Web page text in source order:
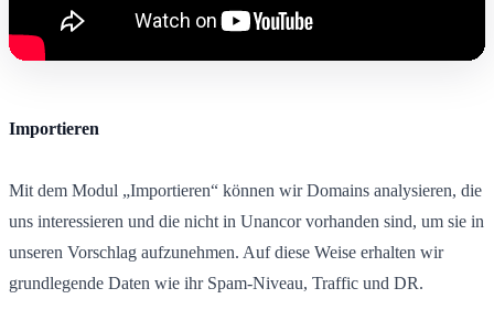
Importieren
Mit dem Modul „Importieren“ können wir Domains analysieren, die
uns interessieren und die nicht in Unancor vorhanden sind, um sie in
unseren Vorschlag aufzunehmen. Auf diese Weise erhalten wir
grundlegende Daten wie ihr Spam-Niveau, Traffic und DR.